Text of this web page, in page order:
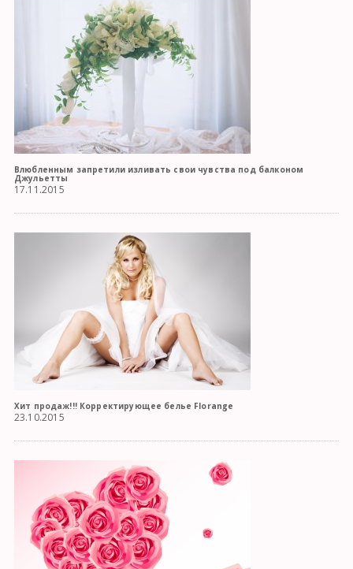
Влюбленным запретили изливать свои чувства под балконом
Джульетты
17.11.2015
Хит продаж!!! Корректирующее белье Florange
23.10.2015